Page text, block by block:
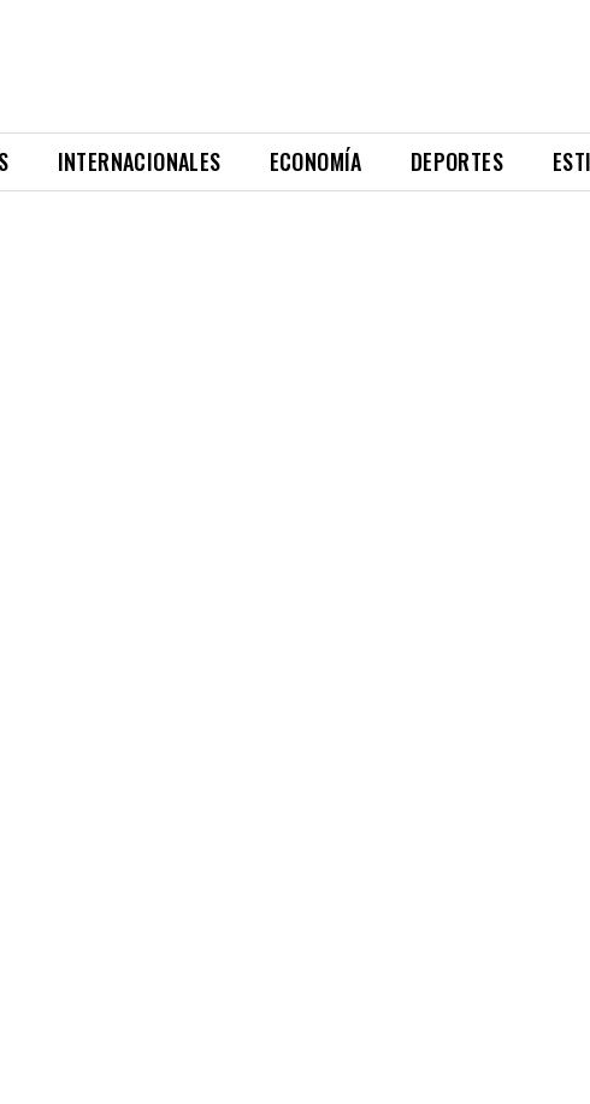
INTERNACIONALES ECONOMÍA DEPORTES